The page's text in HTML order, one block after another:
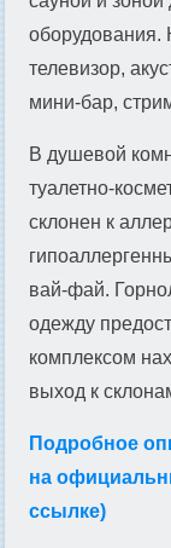
оборудования.
телевизор,
мини-бар,
В душевой
туалетно-
склонен к
вай-фай.
одежду
комплексом
выход к
Подробное
на
ссылке)